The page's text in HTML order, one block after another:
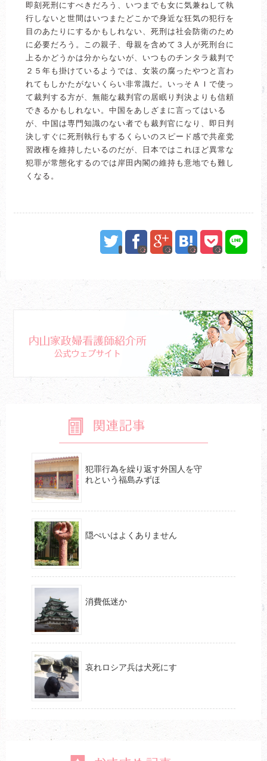
即刻死刑にすべきだろう、いつまでも女に気兼ねして執
行しないと世間はいつまたどこかで身近な狂気の犯行を
目のあたりにするかもしれない、死刑は社会防衛のため
に必要だろう。この親子、母親を含めて３人が死刑台に
上るかどうかは分からないが、いつものチンタラ裁判で
２５年も掛けているようでは、女装の腐ったやつと言わ
れてもしかたがないくらい非常識だ。いっそＡＩで使っ
て裁判する方が、無能な裁判官の居眠り判決よりも信頼
できるかもしれない。中国をあしざまに言ってはいる
が、中国は専門知識のない者でも裁判官になり、即日判
決しすぐに死刑執行もするくらいのスピード感で共産党
習政権を維持したいるのだが、日本ではこれほど異常な
犯罪が常態化するのでは岸田内閣の維持も意地でも難し
くなる。
関連記事
犯罪行為を繰り返す外国人を守
れという福島みずほ
隠ぺいはよくありません
消費低迷か
哀れロシア兵は犬死にす